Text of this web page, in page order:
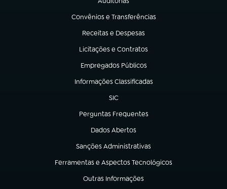
(abre em nova aba)
Convênios e Transferências
(abre em nova aba)
Receitas e Despesas
(abre em nova aba)
Licitações e Contratos
(abre em nova aba)
Empregados Públicos
(abre em nova aba)
Informações Classificadas
(abre em nova aba)
SIC
(abre em nova aba)
Perguntas Frequentes
(abre em nova aba)
Dados Abertos
(abre em nova aba)
Sanções Administrativas
(abre em nova aba)
Ferramentas e Aspectos Tecnológicos
(abre em nova aba)
Outras Informações
(abre em nova aba)